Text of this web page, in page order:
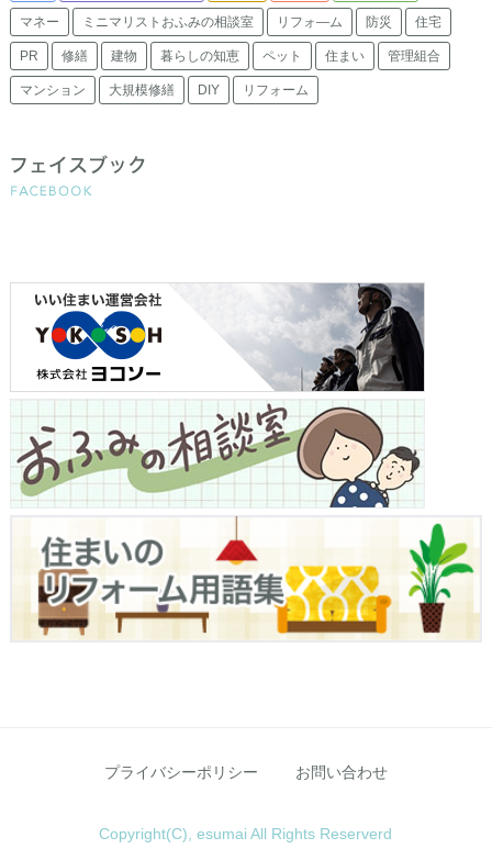
マネー ミニマリストおふみの相談室 リフォ―ム 防災 住宅
PR 修繕 建物 暮らしの知恵 ペット 住まい 管理組合
マンション 大規模修繕 DIY リフォーム
プライバシーポリシー お問い合わせ
Copyright(C), esumai All Rights Reserverd